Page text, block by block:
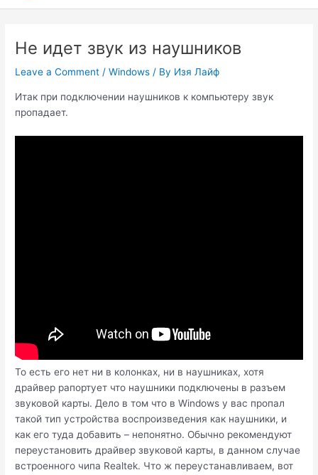
Не идет звук из наушников
Leave a Comment /Windows / By Изя Лайф
Итак при подключении наушников к компьютеру звук
пропадает.
То есть его нет ни в колонках, ни в наушниках, хотя
драйвер рапортует что наушники подключены в разъем
звуковой карты. Дело в том что в Windows у вас пропал
такой тип устройства воспроизведения как наушники, и
как его туда добавить – непонятно. Обычно рекомендуют
переустановить драйвер звуковой карты, в данном случае
встроенного чипа Realtek. Что ж переустанавливаем, вот